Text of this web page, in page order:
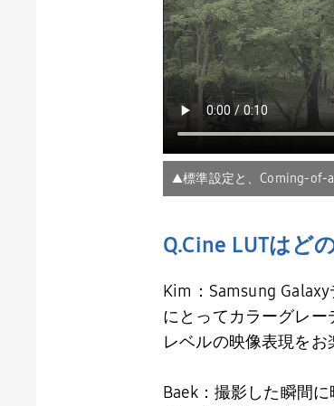
▲標準設定と、Coming-of-
Q.Cine LUTはど
Kim： Samsung Galaxy
にとってカラーグレ
レベルの映像表現をお
Baek：撮影した瞬間